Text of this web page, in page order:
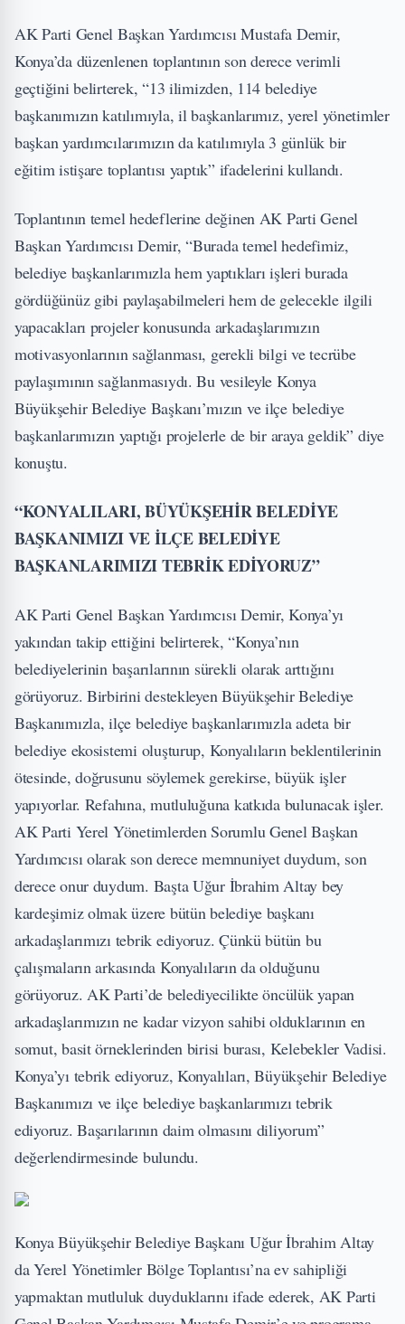
AK Parti Genel Başkan Yardımcısı Mustafa Demir,
Konya’da düzenlenen toplantının son derece verimli
geçtiğini belirterek, “13 ilimizden, 114 belediye
başkanımızın katılımıyla, il başkanlarımız, yerel yönetimler
başkan yardımcılarımızın da katılımıyla 3 günlük bir
eğitim istişare toplantısı yaptık” ifadelerini kullandı.
Toplantının temel hedeflerine değinen AK Parti Genel
Başkan Yardımcısı Demir, “Burada temel hedefimiz,
belediye başkanlarımızla hem yaptıkları işleri burada
gördüğünüz gibi paylaşabilmeleri hem de gelecekle ilgili
yapacakları projeler konusunda arkadaşlarımızın
motivasyonlarının sağlanması, gerekli bilgi ve tecrübe
paylaşımının sağlanmasıydı. Bu vesileyle Konya
Büyükşehir Belediye Başkanı’mızın ve ilçe belediye
başkanlarımızın yaptığı projelerle de bir araya geldik” diye
konuştu.
“KONYALILARI, BÜYÜKŞEHİR BELEDİYE
BAŞKANIMIZI VE İLÇE BELEDİYE
BAŞKANLARIMIZI TEBRİK EDİYORUZ”
AK Parti Genel Başkan Yardımcısı Demir, Konya’yı
yakından takip ettiğini belirterek, “Konya’nın
belediyelerinin başarılarının sürekli olarak arttığını
görüyoruz. Birbirini destekleyen Büyükşehir Belediye
Başkanımızla, ilçe belediye başkanlarımızla adeta bir
belediye ekosistemi oluşturup, Konyalıların beklentilerinin
ötesinde, doğrusunu söylemek gerekirse, büyük işler
yapıyorlar. Refahına, mutluluğuna katkıda bulunacak işler.
AK Parti Yerel Yönetimlerden Sorumlu Genel Başkan
Yardımcısı olarak son derece memnuniyet duydum, son
derece onur duydum. Başta Uğur İbrahim Altay bey
kardeşimiz olmak üzere bütün belediye başkanı
arkadaşlarımızı tebrik ediyoruz. Çünkü bütün bu
çalışmaların arkasında Konyalıların da olduğunu
görüyoruz. AK Parti’de belediyecilikte öncülük yapan
arkadaşlarımızın ne kadar vizyon sahibi olduklarının en
somut, basit örneklerinden birisi burası, Kelebekler Vadisi.
Konya’yı tebrik ediyoruz, Konyalıları, Büyükşehir Belediye
Başkanımızı ve ilçe belediye başkanlarımızı tebrik
ediyoruz. Başarılarının daim olmasını diliyorum”
değerlendirmesinde bulundu.
Konya Büyükşehir Belediye Başkanı Uğur İbrahim Altay
da Yerel Yönetimler Bölge Toplantısı’na ev sahipliği
yapmaktan mutluluk duyduklarını ifade ederek, AK Parti